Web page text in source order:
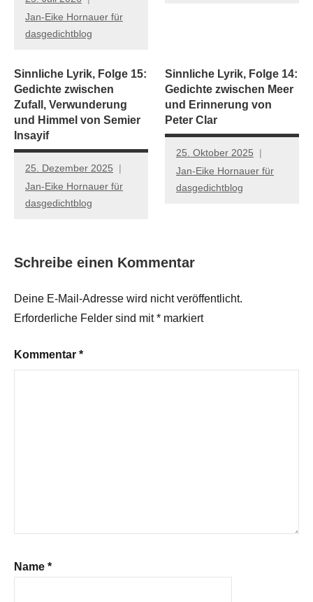
Jan-Eike Hornauer für
dasgedichtblog
Sinnliche Lyrik, Folge 15:
Gedichte zwischen
Zufall, Verwunderung
und Himmel von Semier
Insayif
25. Dezember 2025
Jan-Eike Hornauer für
dasgedichtblog
Sinnliche Lyrik, Folge 14:
Gedichte zwischen Meer
und Erinnerung von
Peter Clar
25. Oktober 2025
Jan-Eike Hornauer für
dasgedichtblog
Schreibe einen Kommentar
Deine E-Mail-Adresse wird nicht veröffentlicht.
Erforderliche Felder sind mit* markiert
Kommentar *
Name *